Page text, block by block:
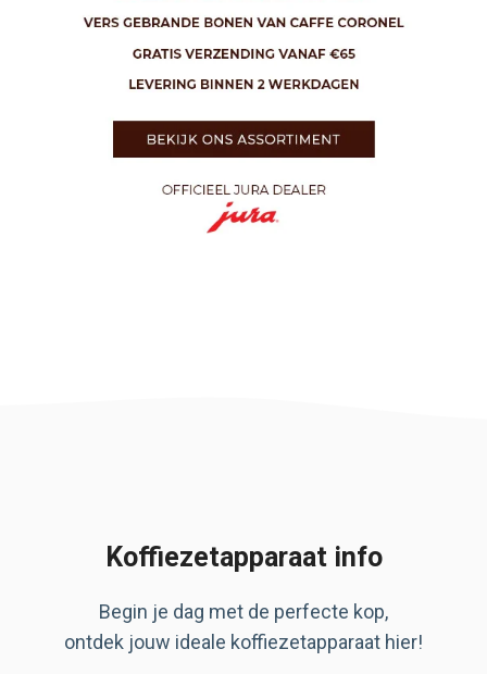
Koffiezetapparaat info
Begin je dag met de perfecte kop,
ontdek jouw ideale koffiezetapparaat hier!